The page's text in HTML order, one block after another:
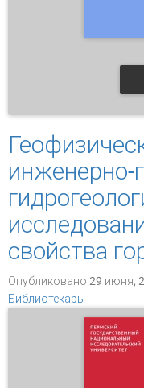
инженерно-
свойства
Опубликовано 29 июня,
Библиотекарь